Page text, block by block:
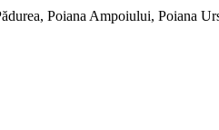
Poiana Ampoiului, Poiana